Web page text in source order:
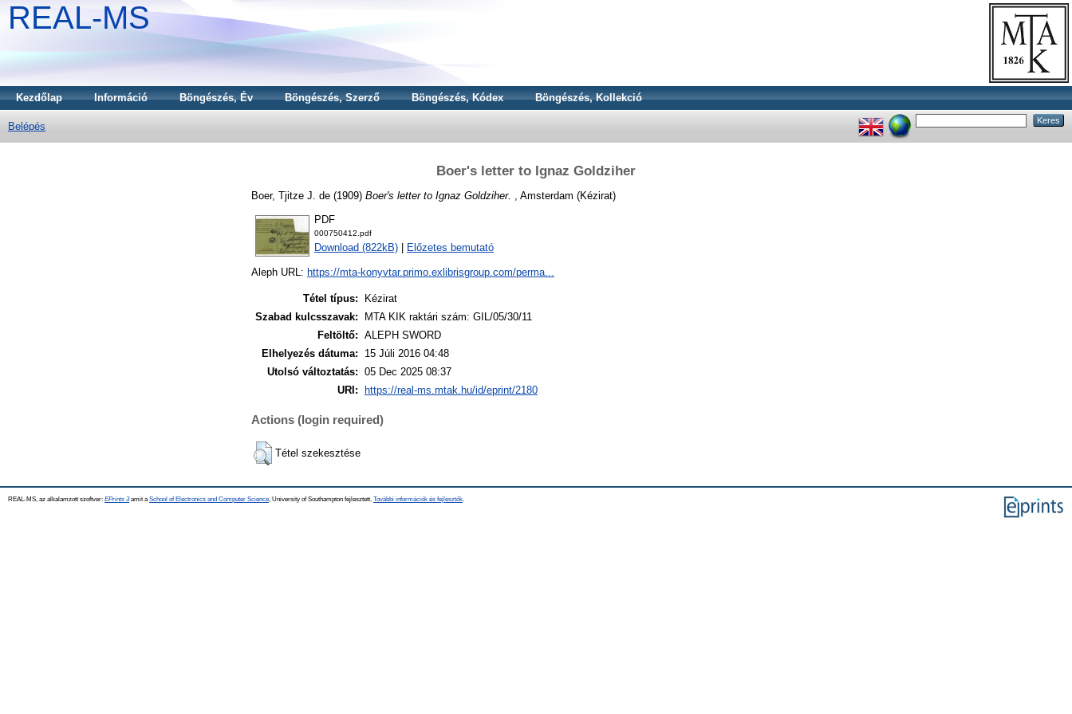
REAL-MS
Kezdőlap Információ Böngészés, Év Böngészés, Szerző Böngészés, Kódex Böngészés, Kollekció
Belépés
Boer's letter to Ignaz Goldziher
Boer, Tjitze J. de (1909) Boer's letter to Ignaz Goldziher. , Amsterdam (Kézirat)
PDF
000750412.pdf
Download (822kB) Előzetes bemutató
Aleph URL: https://mta-konyvtar.primo.exlibrisgroup.com/perma...
Tétel típus:
Kézirat
Szabad kulcsszavak:
MTA KIK raktári szám: GIL/05/30/11
Feltöltő: ALEPH SWORD
Elhelyezés dátuma:
15 Júli 2016 04:48
Utolsó változtatás: 05 Dec 2025 08:37
URI:
https://real-ms.mtak.hu/id/eprint/2180
Actions (login required)
Tétel szekesztése
REAL-MS, az alkalamzott szoftver: EPrints 3amit a School of Electronics and Computer Science , University of Southampton fejlesztett. További információk és fejlesztők